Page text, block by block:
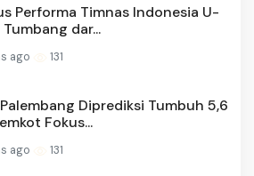
Performa Timnas Indonesia U-
Tumbang dar...
ago 131
Diprediksi Tumbuh 5,6
Fokus...
ago 131